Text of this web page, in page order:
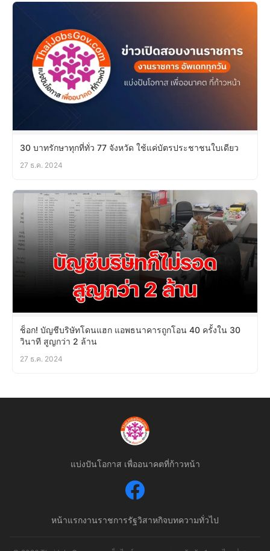
30 บาทรักษาทุกที่ทั่ว 77 จังหวัด ใช้แค่บัตรประชาชนใบเดียว
27 ธ.ค. 2024
ช็อก! บัญชีบริษัทโดนแฮก แอพธนาคารถูกโอน 40 ครั้งใน 30
วินาที สูญกว่า 2 ล้าน
27 ธ.ค. 2024
แบ่งปันโอกาส เพื่ออนาคตที่ก้าวหน้า
หน้าแรกงานราชการรัฐวิสาหกิจบทความทั่วไป